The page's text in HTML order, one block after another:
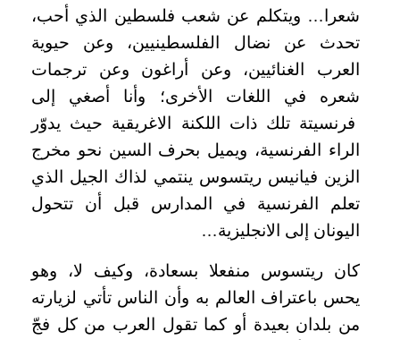
شعرا… ويتكلم عن شعب فلسطين الذي أحب،
تحدث عن نضال الفلسطينيين، وعن حيوية
العرب الغنائيين، وعن أراغون وعن ترجمات
شعره في اللغات الأخرى؛ وأنا أصغي إلى
فرنسيتة تلك ذات اللكنة الاغريقية حيث يدوّر
الراء الفرنسية، ويميل بحرف السين نحو مخرج
الزين فيانيس ريتسوس ينتمي لذاك الجيل الذي
تعلم الفرنسية في المدارس قبل أن تتحول
اليونان إلى الانجليزية…
كان ريتسوس منفعلا بسعادة، وكيف لا، وهو
يحس باعتراف العالم به وأن الناس تأتي لزيارته
من بلدان بعيدة أو كما تقول العرب من كل فجّ